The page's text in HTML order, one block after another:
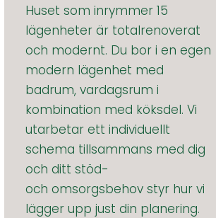
Huset som inrymmer 15
lägenheter är totalrenoverat
och modernt. Du bor i en egen
modern lägenhet med
badrum, vardagsrum i
kombination med köksdel. Vi
utarbetar ett individuellt
schema tillsammans med dig
och ditt stöd-
och omsorgsbehov styr hur vi
lägger upp just din planering.